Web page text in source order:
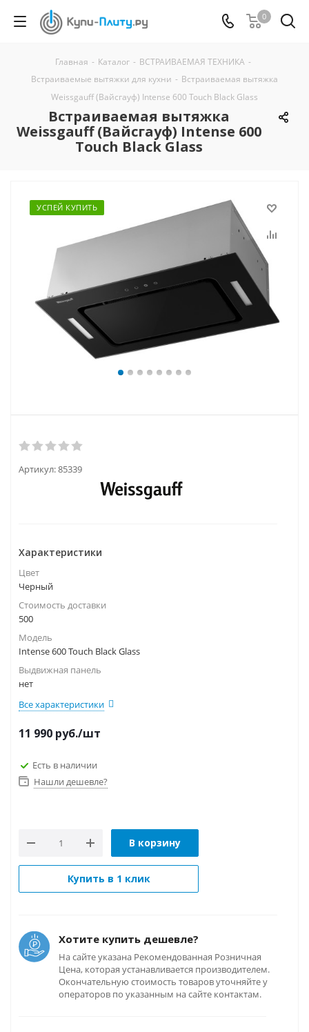
0
Главная - Каталог - ВСТРАИВАЕМАЯ ТЕХНИКА -
Встраиваемые вытяжки для кухни - Встраиваемая вытяжка
Weissgauff (Вайсгауф) Intense 600 Touch Black Glass
Встраиваемая вытяжка
Weissgauff (Вайсгауф) Intense 600
Touch Black Glass
УСПЕЙ КУПИТЬ
Артикул:85339
Характеристики
Цвет
Черный
Стоимость доставки
500
Модель
Intense 600 Touch Black Glass
Выдвижная панель
нет
Все характеристики
11 990 руб./шт
Есть в наличии
Нашли дешевле?
В корзину
Купить в 1 клик
Хотите купить дешевле?
На сайте указана Рекомендованная Розничная
Цена, которая устанавливается производителем.
Окончательную стоимость товаров уточняйте у
операторов по указанным на сайте контактам.